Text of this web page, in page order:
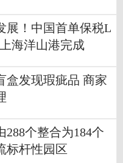
展！中国首单保税L
海洋山港完成
盒发现瑕疵品 商家
288个整合为184个
标杆性园区